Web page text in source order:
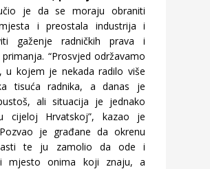
je da se moraju obraniti
i preostala industrija i
gaženje radničkih prava i
“Prosvjed održavamo
u kojem je nekada radilo više
tisuća radnika, a danas je
ali situacija je jednako
cijeloj Hrvatskoj”, kazao je
je građane da okrenu
te ju zamolio da ode i
mjesto onima koji znaju, a